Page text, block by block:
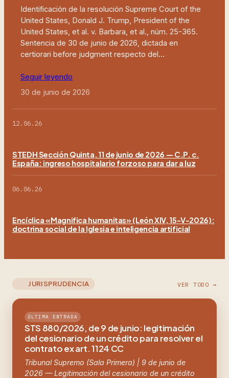
Identificación de la resolución Supreme Court of the
United States, Donald J. Trump, President of the
United States, et al. v. Barbara, et al., núm. 25-365.
Sentencia de 30 de junio de 2026, dictada en
certiorari before judgment respecto del…
Seguir leyendo
30 de junio de 2026
12.06.26
STEDH Sección Quinta, 11 de junio de 2026 — C.P. c.
España: ingreso hospitalario forzoso para dar a luz
06.06.26
Encíclica «Magnifica humanitas» (León XIV, 15-V-2026):
doctrina social de la Iglesia e inteligencia artificial
JURISPRUDENCIA VER TODO →
ÚLTIMA ENTRADA
STS 880/2026, de 9 de junio: legitimación
del cesionario de un crédito para resolver el
contrato ex art. 1124 CC
Tribunal Supremo (Sala Primera) | 9 de junio de
2026 — Legitimación del cesionario de un crédito